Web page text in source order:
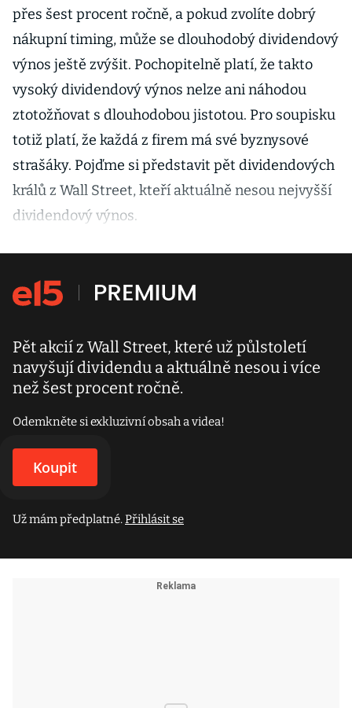
přes šest procent ročně, a pokud zvolíte dobrý
nákupní timing, může se dlouhodobý dividendový
výnos ještě zvýšit. Pochopitelně platí, že takto
vysoký dividendový výnos nelze ani náhodou
ztotožňovat s dlouhodobou jistotou. Pro soupisku
totiž platí, že každá z firem má své byznysové
strašáky. Pojďme si představit pět dividendových
králů z Wall Street, kteří aktuálně nesou nejvyšší
dividendový výnos.
Pět akcií z Wall Street, které už půlstoletí
navyšují dividendu a aktuálně nesou i více
než šest procent ročně.
Odemkněte si exkluzivní obsah a videa!
Koupit
Už mám předplatné.Přihlásit se